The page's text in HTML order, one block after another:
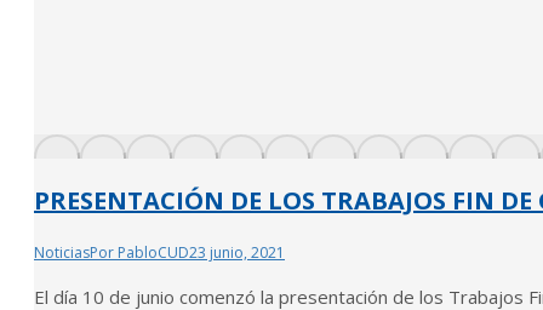
PRESENTACIÓN DE LOS TRABAJOS FIN
NoticiasPor PabloCUD23 junio, 2021
El día 10 de junio comenzó la presentación de los Trabajos